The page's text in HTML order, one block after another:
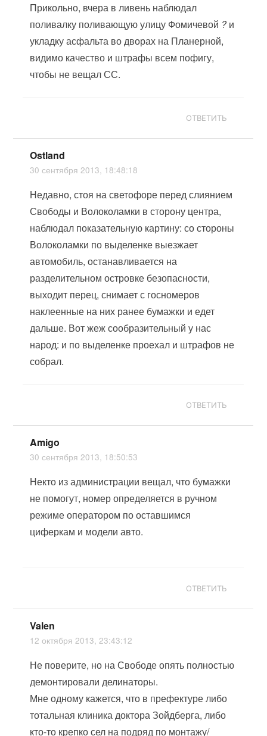
Прикольно, вчера в ливень наблюдал
поливалку поливающую улицу Фомичевой ?и
укладку асфальта во дворах на Планерной,
видимо качество и штрафы всем пофигу,
чтобы не вещал СС.
ОТВЕТИТЬ
Ostland
30 сентября 2013, 18:48:18
Недавно, стоя на светофоре перед слиянием
Свободы и Волоколамки в сторону центра,
наблюдал показательную картину: со стороны
Волоколамки по выделенке выезжает
автомобиль, останавливается на
разделительном островке безопасности,
выходит перец, снимает с госномеров
наклеенные на них ранее бумажки и едет
дальше. Вот жеж сообразительный у нас
народ: и по выделенке проехал и штрафов не
собрал.
ОТВЕТИТЬ
Amigo
30 сентября 2013, 18:50:53
Некто из администрации вещал, что бумажки
не помогут, номер определяется в ручном
режиме оператором по оставшимся
циферкам и модели авто.
ОТВЕТИТЬ
Valen
12 октября 2013, 23:43:12
Не поверите, но на Свободе опять полностью
демонтировали делинаторы.
Мне одному кажется, что в префектуре либо
тотальная клиника доктора Зойдберга, либо
кто-то крепко сел на подряд по монтажу/